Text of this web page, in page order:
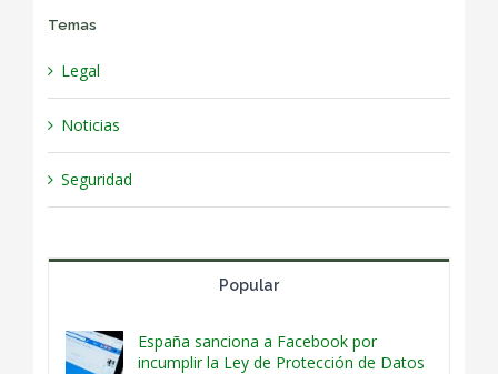
Temas
Legal
Noticias
Seguridad
Popular
España sanciona a Facebook por
incumplir la Ley de Protección de Datos